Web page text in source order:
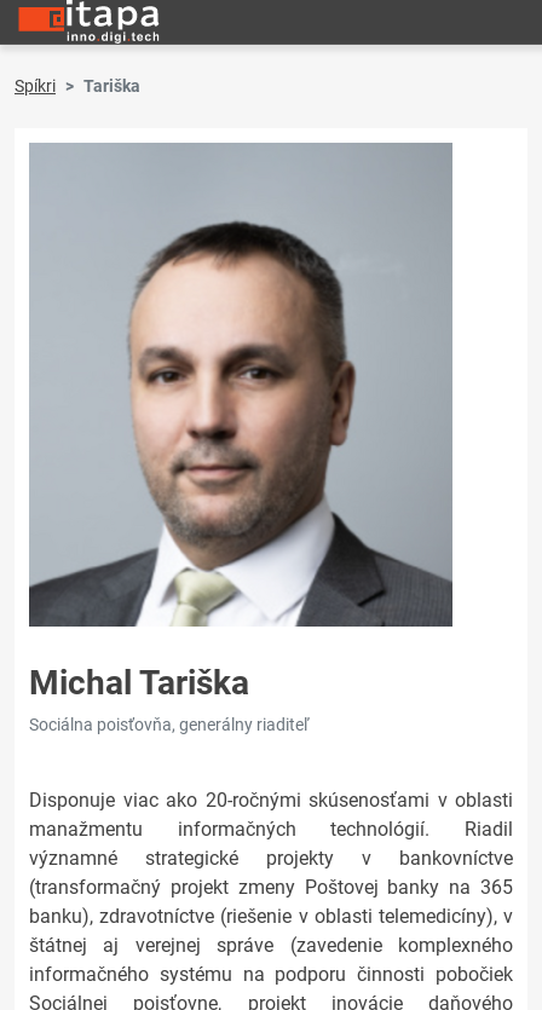
Spíkri Tariška
Michal Tariška
Sociálna poisťovňa, generálny riaditeľ
Disponuje viac ako 20-ročnými skúsenosťami v oblasti
manažmentu informačných technológií. Riadil
významné strategické projekty v bankovníctve
(transformačný projekt zmeny Poštovej banky na 365
banku), zdravotníctve (riešenie v oblasti telemedicíny), v
štátnej aj verejnej správe (zavedenie komplexného
informačného systému na podporu činnosti pobočiek
Sociálnej poisťovne, projekt inovácie daňového